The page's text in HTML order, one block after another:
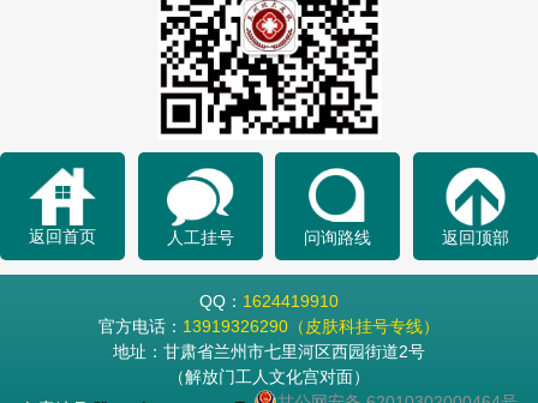
返回首页 人工挂号 问询路线 返回顶部
QQ： 1624419910
官方电话： 13919326290（皮肤科挂号专线）
地址：甘肃省兰州市七里河区西园街道2号
（解放门工人文化宫对面）